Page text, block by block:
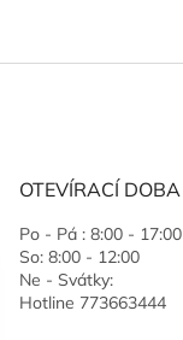
OTEVÍRACÍ DOBA
Po - Pá : 8:00 - 17:00
So: 8:00 - 12:00
Ne - Svátky:
Hotline 773663444